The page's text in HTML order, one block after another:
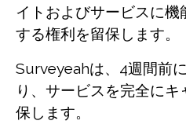
イトおよびサービスに
する権利を留保します。
Surveyeahは、4週間前
り、サービスを完全に
保します。